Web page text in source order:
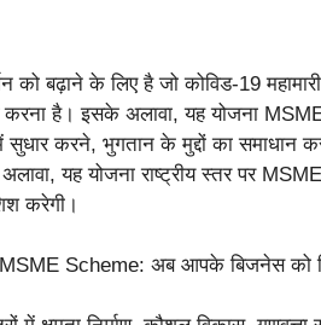
बढ़ाने के लिए है जो कोविड-19
है। इसके अलावा, यह योजना
करने, भुगतान के मुद्दों का समाधान
यह योजना राष्ट्रीय स्तर पर
करेगी।